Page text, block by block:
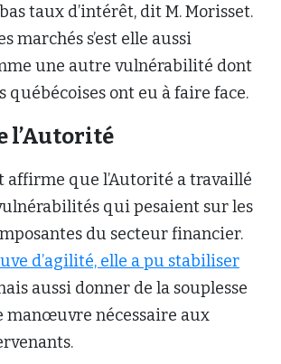
taux d’intérêt, dit M. Morisset.
marchés s’est elle aussi
une autre vulnérabilité dont
québécoises ont eu à faire face.
l’Autorité
affirme que l’Autorité a travaillé
qui pesaient sur les
du secteur financier.
d’agilité, elle a pu stabiliser
aussi donner de la souplesse
manœuvre nécessaire aux